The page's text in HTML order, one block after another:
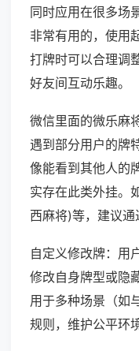
同时应用在很多场
非常有用的，使用
打牌时可以合理调
好友间互动乐趣。
微信里面的微乐麻
遇到部分用户的牌
像能看到其他人的
实存在此类外挂。
西麻将)等，建议通
自定义修改牌：用
修改自身牌型或隐
用于多种场景（如
规则，维护公平环境